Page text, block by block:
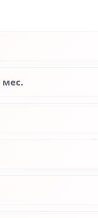
мес.